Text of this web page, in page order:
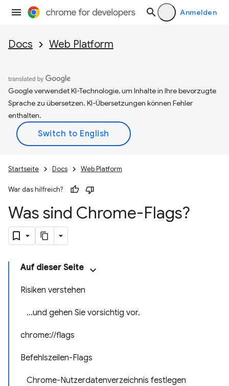
Anmelden
Docs Web Platform
Google verwendet KI-Technologie, um Inhalte in Ihre bevorzugte
Sprache zu übersetzen. KI-Übersetzungen können Fehler
enthalten.
Startseite Docs Web Platform
War das hilfreich?
Was sind Chrome-Flags?
Auf dieser Seite
Risiken verstehen
…und gehen Sie vorsichtig vor.
chrome://flags
Befehlszeilen-Flags
Chrome-Nutzerdatenverzeichnis festlegen